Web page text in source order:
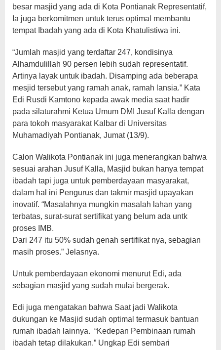
besar masjid yang ada di Kota Pontianak Representatif,
Ia juga berkomitmen untuk terus optimal membantu
tempat Ibadah yang ada di Kota Khatulistiwa ini.
“Jumlah masjid yang terdaftar 247, kondisinya
Alhamdulillah 90 persen lebih sudah representatif.
Artinya layak untuk ibadah. Disamping ada beberapa
mesjid tersebut yang ramah anak, ramah lansia.” Kata
Edi Rusdi Kamtono kepada awak media saat hadir
pada silaturahmi Ketua Umum DMI Jusuf Kalla dengan
para tokoh masyarakat Kalbar di Universitas
Muhamadiyah Pontianak, Jumat (13/9).
Calon Walikota Pontianak ini juga menerangkan bahwa
sesuai arahan Jusuf Kalla, Masjid bukan hanya tempat
ibadah tapi juga untuk pemberdayaan masyarakat,
dalam hal ini Pengurus dan takmir masjid upayakan
inovatif. “Masalahnya mungkin masalah lahan yang
terbatas, surat-surat sertifikat yang belum ada untk
proses IMB.
Dari 247 itu 50% sudah genah sertifikat nya, sebagian
masih proses.” Jelasnya.
Untuk pemberdayaan ekonomi menurut Edi, ada
sebagian masjid yang sudah mulai bergerak.
Edi juga mengatakan bahwa Saat jadi Walikota
dukungan ke Masjid sudah optimal termasuk bantuan
rumah ibadah lainnya. “Kedepan Pembinaan rumah
ibadah tetap dilakukan.” Ungkap Edi sembari